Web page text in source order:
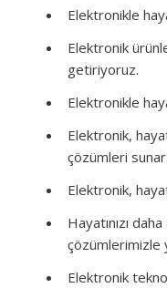
Elektronikle
Elektronik
getiriyoruz.
Elektronikle
Elektronik,
çözümleri sunar.
Elektronik,
Hayatınızı
çözümlerimizle
Elektronik